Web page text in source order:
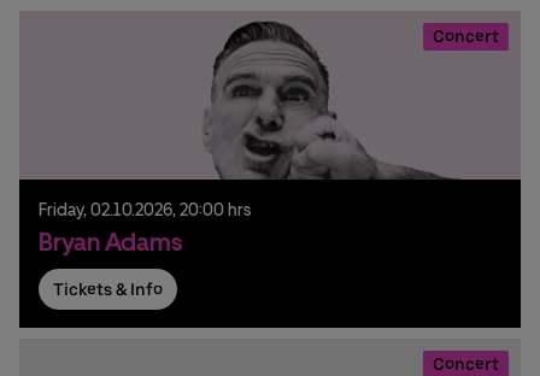
Concert
Friday, 02.10.2026, 20:00 hrs
Bryan Adams
Tickets & Info
Concert